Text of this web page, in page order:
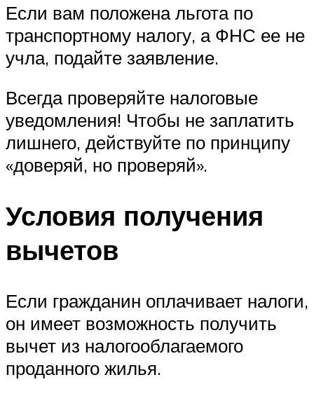
Если вам положена льгота по
транспортному налогу, а ФНС ее не
учла, подайте заявление.
Всегда проверяйте налоговые
уведомления! Чтобы не заплатить
лишнего, действуйте по принципу
«доверяй, но проверяй».
Условия получения
вычетов
Если гражданин оплачивает налоги,
он имеет возможность получить
вычет из налогооблагаемого
проданного жилья.